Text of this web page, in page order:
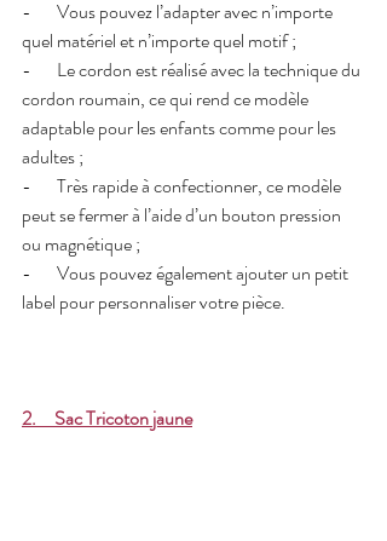
-       Vous pouvez l’adapter avec n’importe
quel matériel et n’importe quel motif ;
-       Le cordon est réalisé avec la technique du
cordon roumain, ce qui rend ce modèle
adaptable pour les enfants comme pour les
adultes ;
-       Très rapide à confectionner, ce modèle
peut se fermer à l’aide d’un bouton pression
ou magnétique ;
-       Vous pouvez également ajouter un petit
label pour personnaliser votre pièce.
2.     Sac Tricoton jaune